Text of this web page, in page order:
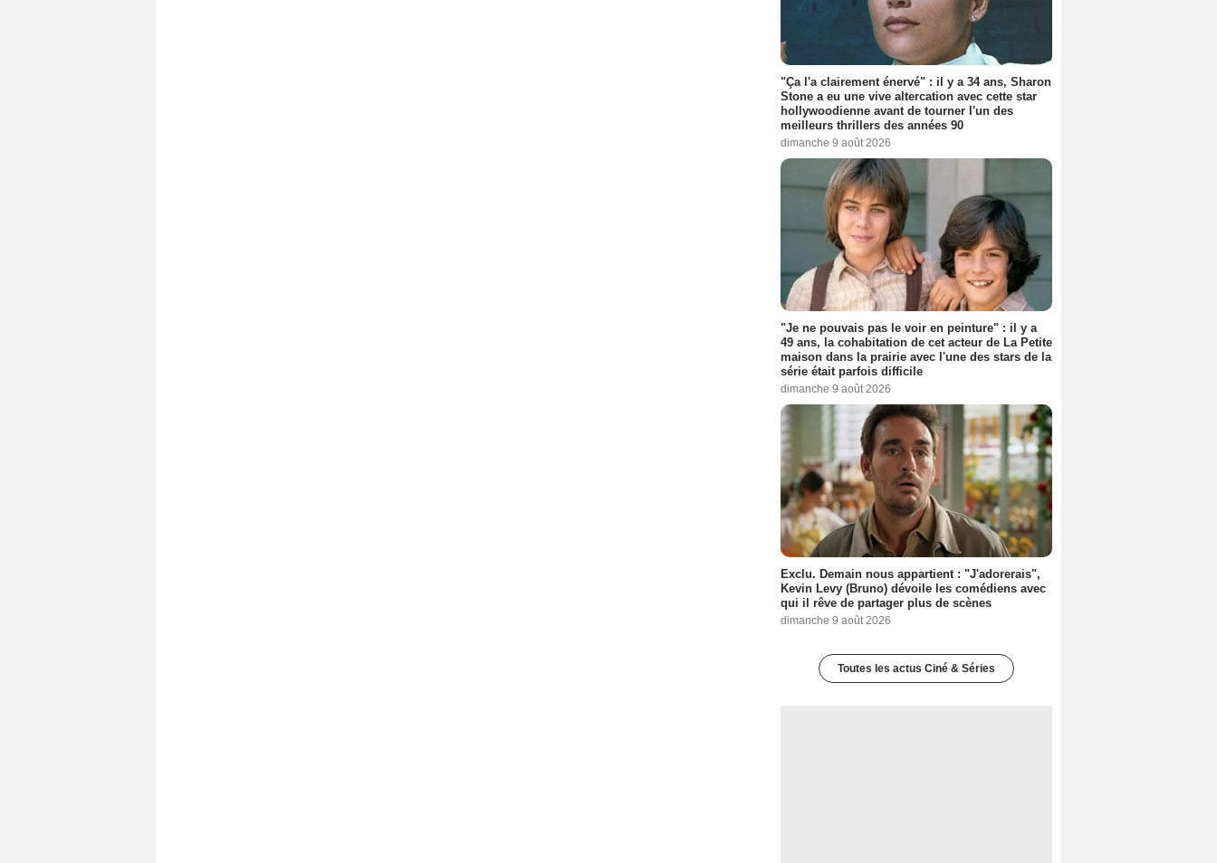
"Ça l'a clairement énervé" : il y a 34 ans, Sharon
Stone a eu une vive altercation avec cette star
hollywoodienne avant de tourner l'un des
meilleurs thrillers des années 90
dimanche 9 août 2026
"Je ne pouvais pas le voir en peinture" : il y a
49 ans, la cohabitation de cet acteur de La Petite
maison dans la prairie avec l'une des stars de la
série était parfois difficile
dimanche 9 août 2026
Exclu. Demain nous appartient : "J'adorerais",
Kevin Levy (Bruno) dévoile les comédiens avec
qui il rêve de partager plus de scènes
dimanche 9 août 2026
Toutes les actus Ciné & Séries